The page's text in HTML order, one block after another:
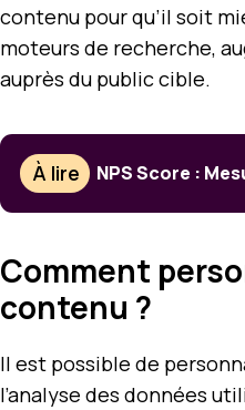
contenu pour qu’il soit
moteurs de recherche,
auprès du public cible.
À lire NPS Score :
Comment
contenu ?
Il est possible de
l’analyse des données